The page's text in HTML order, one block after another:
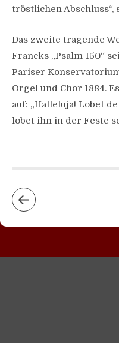
tröstlichen Abschluss“,
Das zweite tragende
Francks „Psalm 150“
Pariser
Orgel und Chor 1884.
auf: „Halleluja! Lobet
lobet ihn in der Feste